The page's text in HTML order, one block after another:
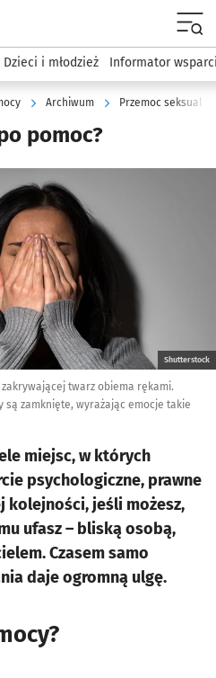
podserwis: Bez przemocy
Dzieci i młodzież Informator
Archiwum Przemoc
pomoc?
Shutterstock
twarz obiema rękami.
są zamknięte, wyrażając emocje takie
miejsc, w których
psychologiczne, prawne
kolejności, jeśli możesz,
ufasz – bliską osobą,
Czasem samo
daje ogromną ulgę.